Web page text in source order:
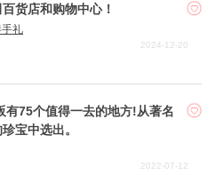
百货店和购物中心！
礼
2024-12-20
有75个值得一去的地方!从著名
宝中选出。
2022-07-12